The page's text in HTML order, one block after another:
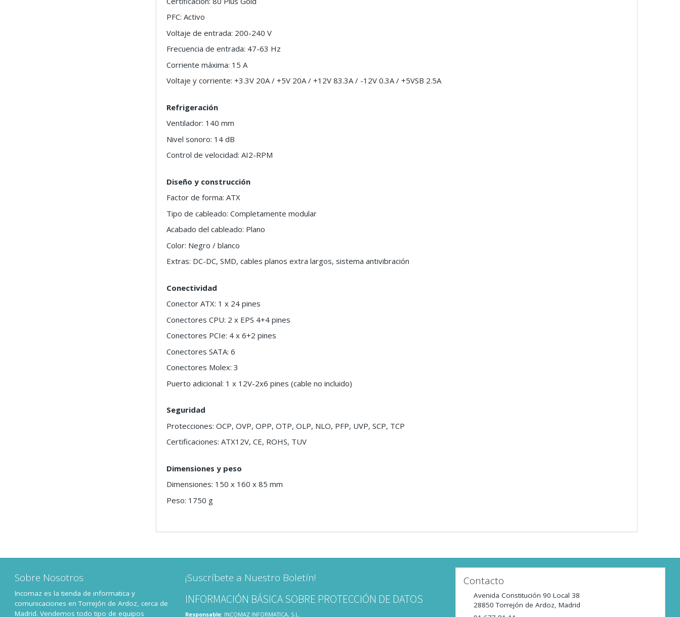
PFC: Activo
Voltaje de entrada: 200-240 V
Frecuencia de entrada: 47-63 Hz
Corriente máxima: 15 A
Voltaje y corriente: +3.3V 20A / +5V 20A / +12V 83.3A / -12V 0.3A / +5VSB 2.5A
Refrigeración
Ventilador: 140 mm
Nivel sonoro: 14 dB
Control de velocidad: AI2-RPM
Diseño y construcción
Factor de forma: ATX
Tipo de cableado: Completamente modular
Acabado del cableado: Plano
Color: Negro / blanco
Extras: DC-DC, SMD, cables planos extra largos, sistema antivibración
Conectividad
Conector ATX: 1 x 24 pines
Conectores CPU: 2 x EPS 4+4 pines
Conectores PCIe: 4 x 6+2 pines
Conectores SATA: 6
Conectores Molex: 3
Puerto adicional: 1 x 12V-2x6 pines (cable no incluido)
Seguridad
Protecciones: OCP, OVP, OPP, OTP, OLP, NLO, PFP, UVP, SCP, TCP
Certificaciones: ATX12V, CE, ROHS, TUV
Dimensiones y peso
Dimensiones: 150 x 160 x 85 mm
Peso: 1750 g
Sobre Nosotros
Incomaz es la tienda de informatica y
comunicaciones en Torrejón de Ardoz, cerca de
Madrid. Vendemos todo tipo de equipos
¡Suscríbete a Nuestro Boletín!
INFORMACIÓN BÁSICA SOBRE PROTECCIÓN DE DATOS
Responsable: INCOMAZ INFORMATICA, S.L.
Contacto
Avenida Constitución 90 Local 38
28850 Torrejón de Ardoz, Madrid